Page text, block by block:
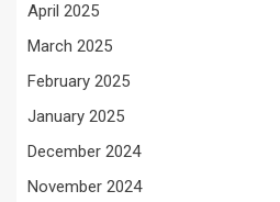
April 2025
March 2025
February 2025
January 2025
December 2024
November 2024